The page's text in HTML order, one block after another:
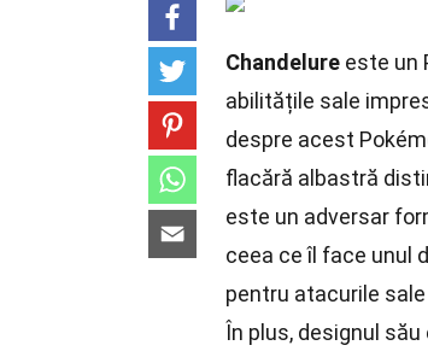
Chandelure este un
abilitățile sale
despre acest
flacără albastră
este un adversar
ceea ce îl face unul
pentru atacurile
În plus, designul